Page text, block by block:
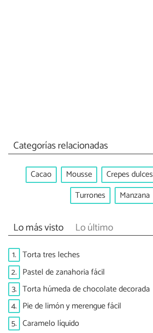
Categorías relacionadas
Cacao Mousse Crepes dulces
Turrones
Manzana
Lo más visto Lo último
1. Torta tres leches
2. Pastel de zanahoria fácil
3. Torta húmeda de chocolate decorada
4. Pie de limón y merengue fácil
5. Caramelo líquido